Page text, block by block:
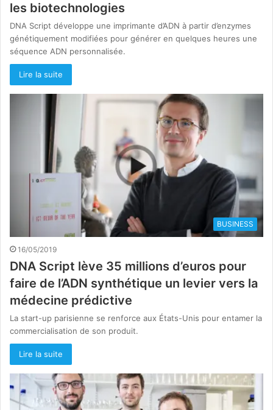
les biotechnologies
DNA Script développe une imprimante d’ADN à partir d’enzymes
génétiquement modifiées pour générer en quelques heures une
séquence ADN personnalisée.
Lire la suite
BUSINESS
16/05/2019
DNA Script lève 35 millions d’euros pour
faire de l’ADN synthétique un levier vers la
médecine prédictive
La start-up parisienne se renforce aux États-Unis pour entamer la
commercialisation de son produit.
Lire la suite